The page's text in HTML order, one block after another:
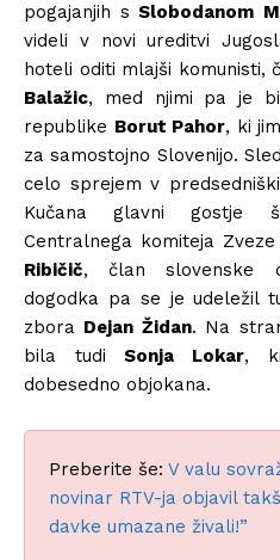
pogajanjih s Slobodanom
videli v novi ureditvi
hoteli oditi mlajši komunisti,
Balažic, med njimi pa je
republike Borut Pahor, ki
za samostojno Slovenijo.
celo sprejem v
Kučana glavni gostje
Centralnega komiteja Zveze
Ribičič, član slovenske
dogodka pa se je udeležil
zbora Dejan Židan. Na
bila tudiSonja Lokar,
dobesedno objokana.
Preberite še: V valu
novinar RTV-ja objavil
davke umazane živali!”